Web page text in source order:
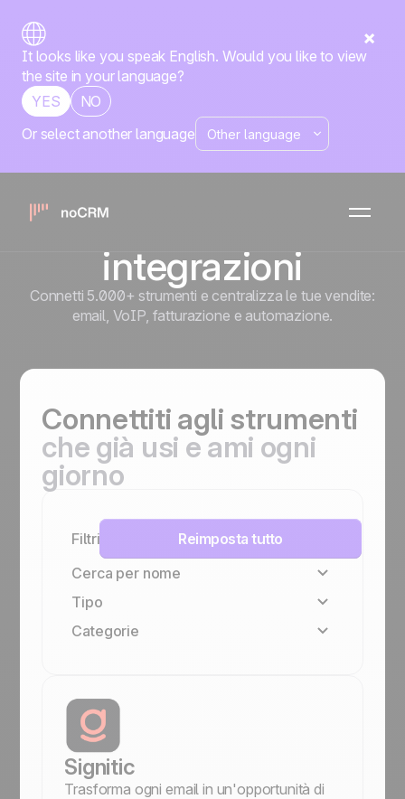
It looks like you speak English. Would you like to view
the site in your language?
YES
NO
Or select another language
Costruisci il tuo
motore di vendita
con le nostre
integrazioni
Connetti 5.000+ strumenti e centralizza le tue vendite:
email, VoIP, fatturazione e automazione.
Connettiti agli strumenti
che già usi e ami ogni
giorno
Filtri
Reimposta tutto
Cerca per nome
Tipo
Famiglia Positive
Categorie
Gestione del team e collaborazione
Outbound e prospecting
Marketing e email
Finanza e fatturazione
Comunicazione
Signitic
Trasforma ogni email in un'opportunità di